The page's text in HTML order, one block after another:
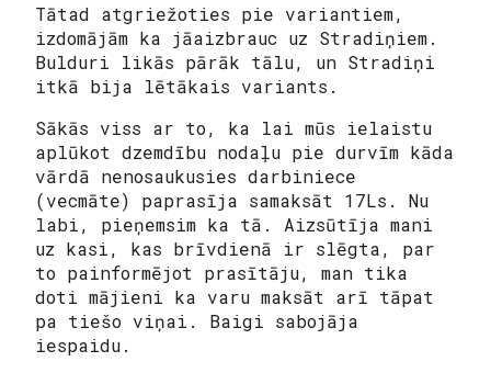
Tātad atgriežoties pie variantiem,
izdomājām ka jāaizbrauc uz Stradiņiem.
Bulduri likās pārāk tālu, un Stradiņi
itkā bija lētākais variants.
Sākās viss ar to, ka lai mūs ielaistu
aplūkot dzemdību nodaļu pie durvīm kāda
vārdā nenosaukusies darbiniece
(vecmāte) paprasīja samaksāt 17Ls. Nu
labi, pieņemsim ka tā. Aizsūtīja mani
uz kasi, kas brīvdienā ir slēgta, par
to painformējot prasītāju, man tika
doti mājieni ka varu maksāt arī tāpat
pa tiešo viņai. Baigi sabojāja
iespaidu.